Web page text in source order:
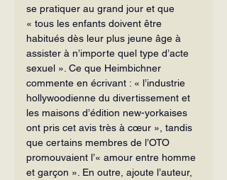
se pratiquer au grand jour et que
« tous les enfants doivent être
habitués dès leur plus jeune âge à
assister à n’importe quel type d’acte
sexuel ». Ce que Heimbichner
commente en écrivant : « l’industrie
hollywoodienne du divertissement et
les maisons d’édition new-yorkaises
ont pris cet avis très à cœur », tandis
que certains membres de l’OTO
promouvaient l’« amour entre homme
et garçon ». En outre, ajoute l’auteur,